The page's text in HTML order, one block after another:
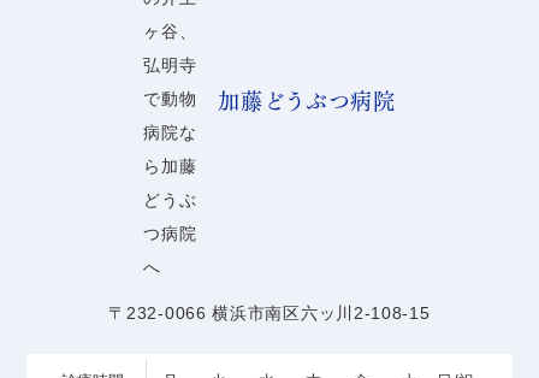
加藤どうぶつ病院
〒232-0066 横浜市南区六ッ川2-108-15